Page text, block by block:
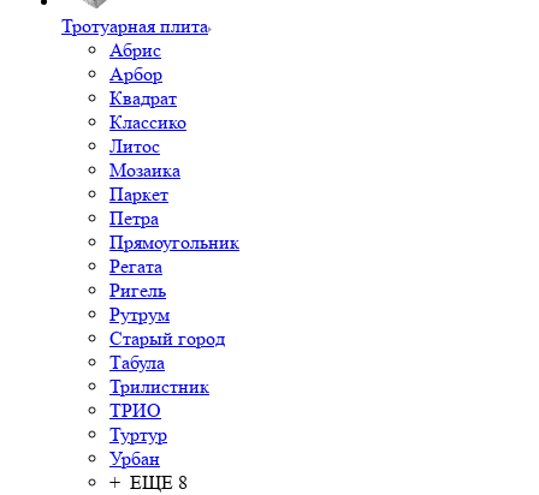
Тротуарная плита
Абрис
Арбор
Квадрат
Классико
Литос
Мозаика
Паркет
Петра
Прямоугольник
Регата
Ригель
Рутрум
Старый город
Табула
Трилистник
ТРИО
Туртур
Урбан
+ ЕЩЕ 8